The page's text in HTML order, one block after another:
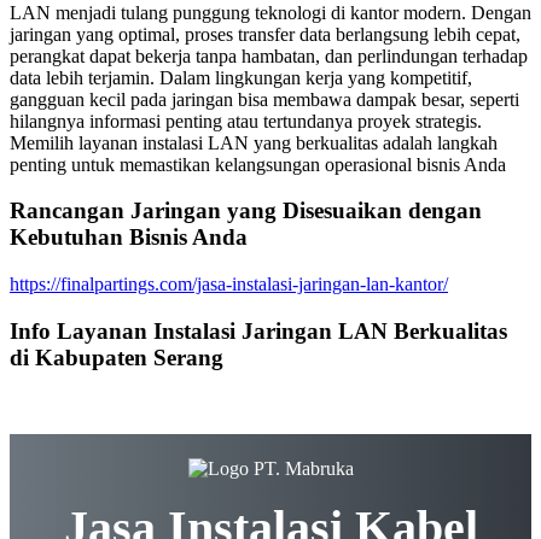
LAN menjadi tulang punggung teknologi di kantor modern. Dengan
jaringan yang optimal, proses transfer data berlangsung lebih cepat,
perangkat dapat bekerja tanpa hambatan, dan perlindungan terhadap
data lebih terjamin. Dalam lingkungan kerja yang kompetitif,
gangguan kecil pada jaringan bisa membawa dampak besar, seperti
hilangnya informasi penting atau tertundanya proyek strategis.
Memilih layanan instalasi LAN yang berkualitas adalah langkah
penting untuk memastikan kelangsungan operasional bisnis Anda
Rancangan Jaringan yang Disesuaikan dengan
Kebutuhan Bisnis Anda
https://finalpartings.com/jasa-instalasi-jaringan-lan-kantor/
Info Layanan Instalasi Jaringan LAN Berkualitas
di Kabupaten Serang
Jasa Instalasi Kabel